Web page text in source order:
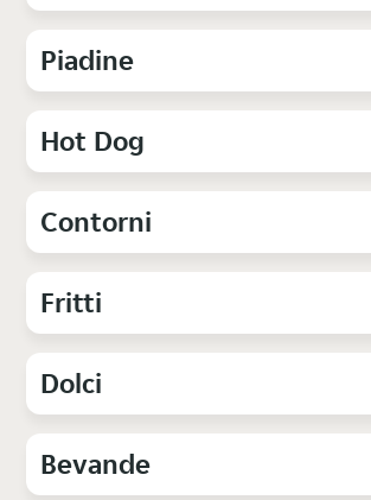
Piadine
Hot Dog
Contorni
Fritti
Dolci
Bevande